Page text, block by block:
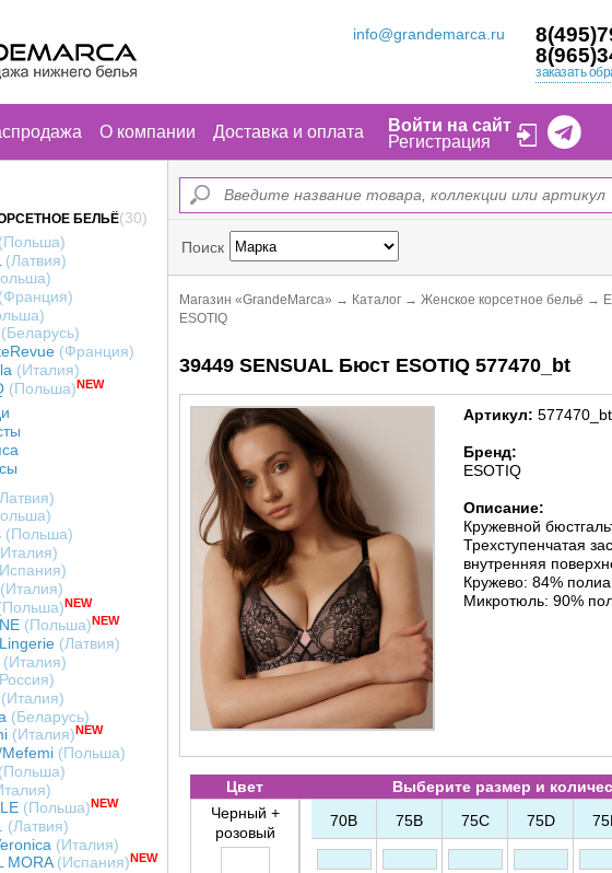
info@grandemarca.ru
заказать
О компании Доставка и оплата
Войти на сайт
Регистрация
БЕЛЬЁ(30)
(Польша)
(Латвия)
(Франция)
(Беларусь)
(Франция)
(Италия)
(Польша)NEW
(Польша)
(Италия)
NEW
(Польша) NEW
(Латвия)
(Италия)
(Италия)
(Беларусь)
(Италия) NEW
(Польша)
(Польша)
(Польша)NEW
(Латвия)
(Италия)
MORA(Испания) NEW
Поиск
Магазин «GrandeMarca» → Каталог → Женское корсетное бельё →
ESOTIQ
39449 SENSUAL Бюст ESOTIQ 577470_bt
Артикул: 577470_bt
Бренд:
ESOTIQ
Описание:
Кружевной
Трехступенчатая
внутренняя
Кружево: 84%
Микротюль: 90%
Цвет Выберите размер и
Черный +
розовый
70B 75B 75C 75D